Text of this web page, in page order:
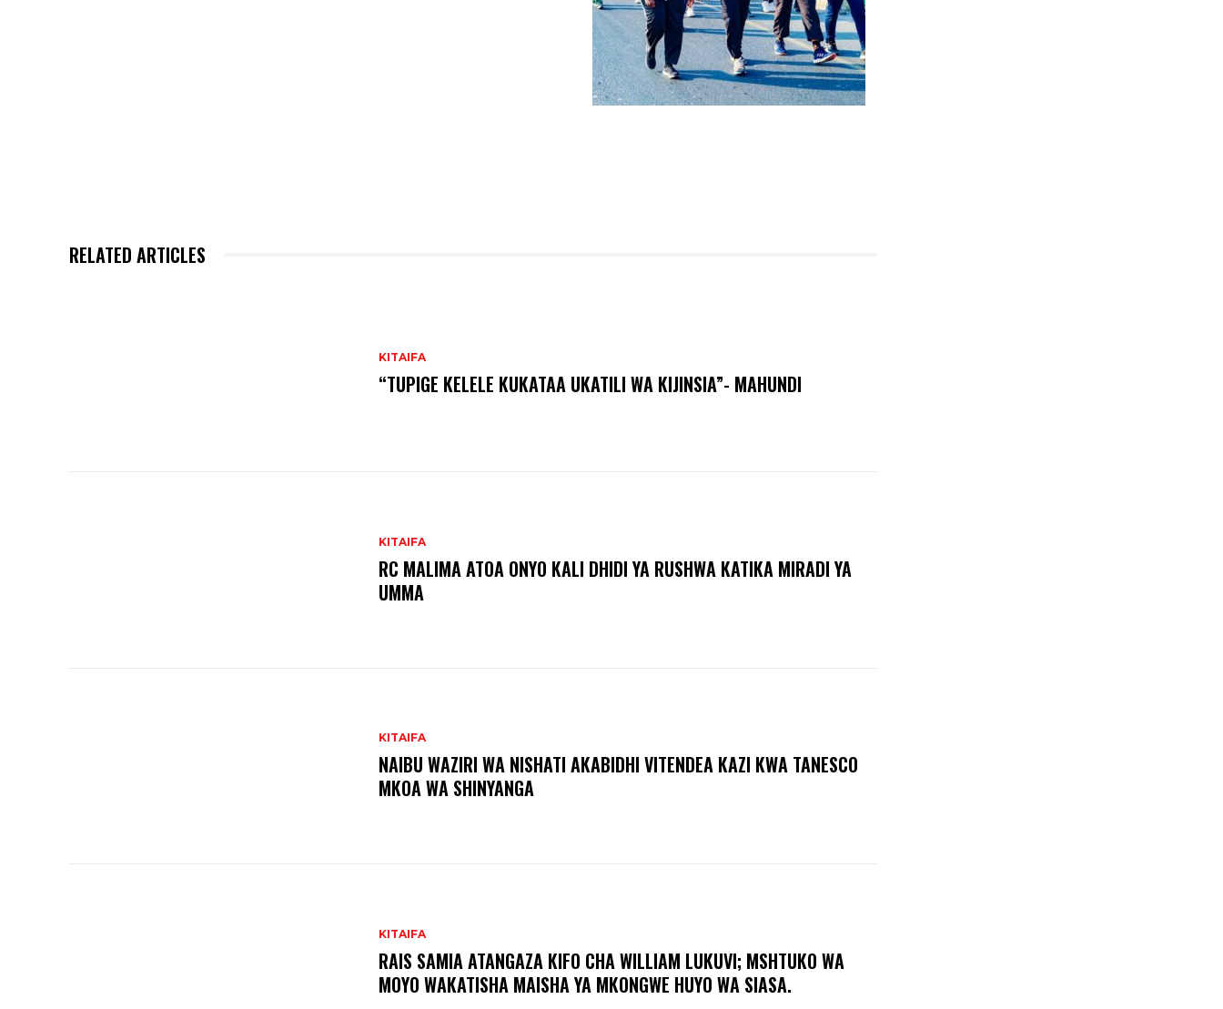
RELATED ARTICLES
KITAIFA
“TUPIGE KELELE KUKATAA UKATILI WA KIJINSIA”- MAHUNDI
KITAIFA
RC MALIMA ATOA ONYO KALI DHIDI YA RUSHWA KATIKA MIRADI YA
UMMA
KITAIFA
NAIBU WAZIRI WA NISHATI AKABIDHI VITENDEA KAZI KWA TANESCO
MKOA WA SHINYANGA
KITAIFA
RAIS SAMIA ATANGAZA KIFO CHA WILLIAM LUKUVI; MSHTUKO WA
MOYO WAKATISHA MAISHA YA MKONGWE HUYO WA SIASA.